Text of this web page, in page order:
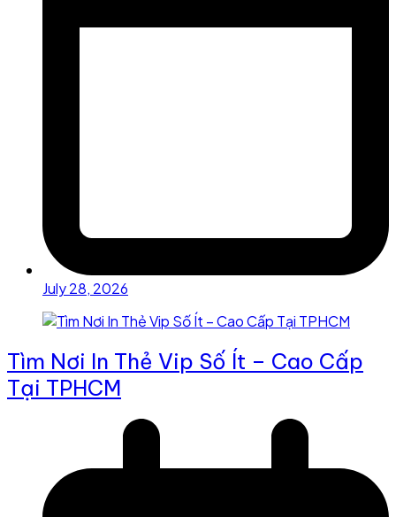
July 28, 2026
Tìm Nơi In Thẻ Vip Số Ít – Cao Cấp
Tại TPHCM